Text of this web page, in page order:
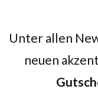
Unter allen
neuen